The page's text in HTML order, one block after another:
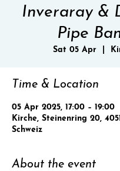
Inveraray &
Pipe
Sat 05 Apr
  |
Time & Location
05 Apr 2025, 17:00 – 19:00
Kirche, Steinenring 20,
Schweiz
About the event